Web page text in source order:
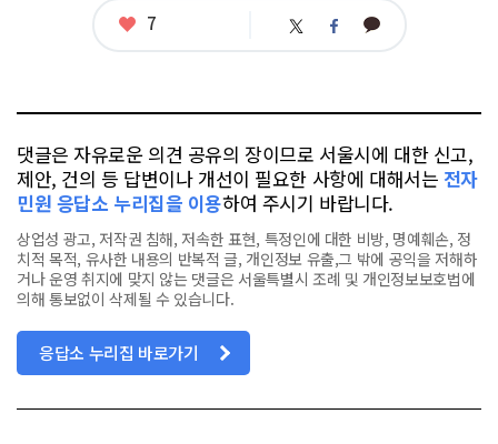
좋
7 트 페 카
댓글은 자유로운 의견 공유의 장이므로 서울시에 대한 신고,
제안, 건의 등 답변이나 개선이 필요한 사항에 대해서는 전자
민원 응답소 누리집을 이용하여 주시기 바랍니다.
상업성 광고, 저작권 침해, 저속한 표현, 특정인에 대한 비방, 명예훼손, 정
치적 목적, 유사한 내용의 반복적 글, 개인정보 유출,그 밖에 공익을 저해하
거나 운영 취지에 맞지 않는 댓글은 서울특별시 조례 및 개인정보보호법에
의해 통보없이 삭제될 수 있습니다.
응답소 누리집 바로가기